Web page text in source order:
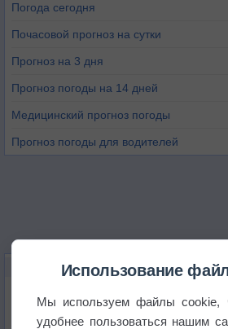
Погода сегодня
Почасовой прогноз на сутки
Прогноз на 3 дня
Прогноз погоды на 14 дней
Медицинский прогноз погоды
Прогноз погоды для водителей
НОВОЕ О ПОГОДЕ
Использование
Мы используем файлы
удобнее пользоваться нашим